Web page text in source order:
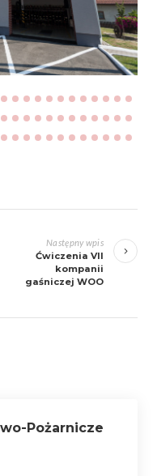
Następny wpis
Ćwiczenia VII
kompanii
gaśniczej WOO
Pożarnicze